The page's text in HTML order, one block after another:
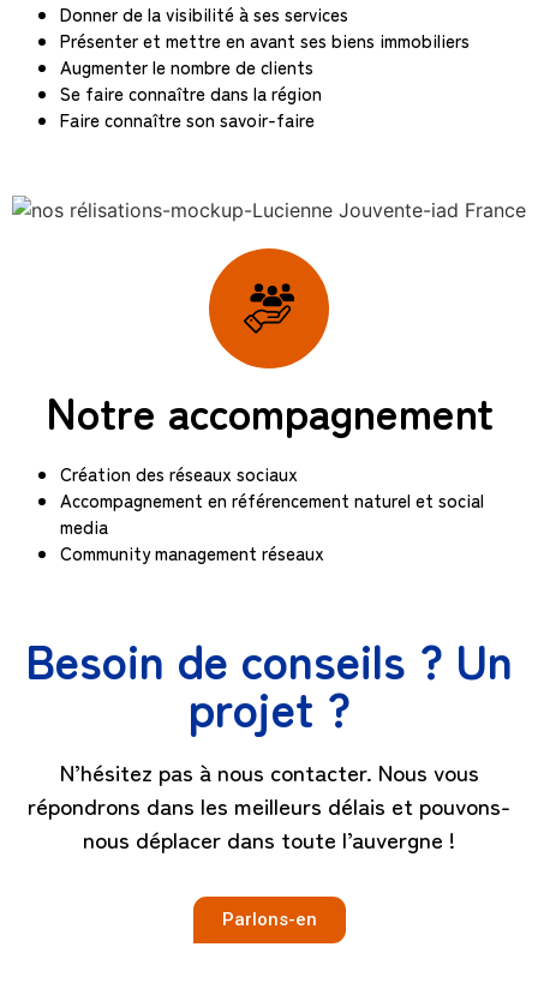
Donner de la visibilité à ses services
Présenter et mettre en avant ses biens immobiliers
Augmenter le nombre de clients
Se faire connaître dans la région
Faire connaître son savoir-faire
Notre accompagnement
Création des réseaux sociaux
Accompagnement en référencement naturel et social
media
Community management réseaux
Besoin de conseils ? Un
projet ?
N’hésitez pas à nous contacter. Nous vous
répondrons dans les meilleurs délais et pouvons-
nous déplacer dans toute l’auvergne !
Parlons-en